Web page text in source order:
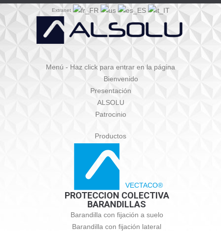
Extranet
Menú - Haz click para entrar en la página
Bienvenido
Presentación
ALSOLU
Patrocinio
Productos
VECTACO®
PROTECCION COLECTIVA
BARANDILLAS
Barandilla con fijación a suelo
Barandilla con fijación lateral